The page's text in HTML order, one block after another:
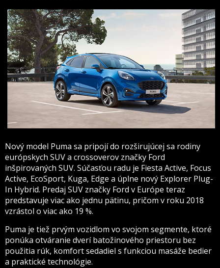
Nový model Puma sa pripojí do rozširujúcej sa rodiny
európskych SUV a crossoverov značky Ford
inšpirovaných SUV. Súčasťou radu je Fiesta Active, Focus
Active, EcoSport, Kuga, Edge a úplne nový Explorer Plug-
In Hybrid. Predaj SUV značky Ford v Európe teraz
predstavuje viac ako jednu pätinu, pričom v roku 2018
vzrástol o viac ako 19 %.
Puma je tiež prvým vozidlom vo svojom segmente, ktoré
ponúka otváranie dverí batožinového priestoru bez
použitia rúk, komfort sedadiel s funkciou masáže bedier
a praktické technológie.